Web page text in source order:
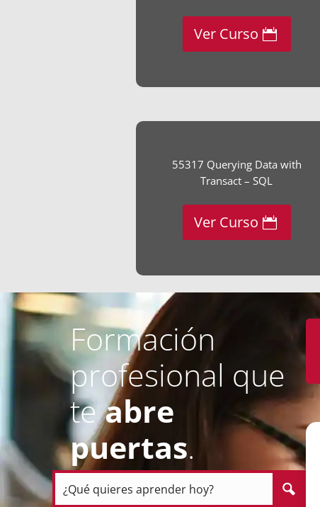
Ver Curso
55317 Querying Data with
Transact – SQL
Ver Curso
Formación
profesional que
teabre
puertas.